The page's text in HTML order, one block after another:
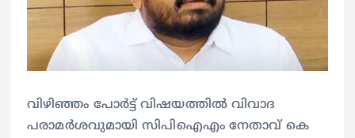
വിഴിഞ്ഞം പോർട്ട് വിഷയത്തിൽ വിവാദ
പരാമർശവുമായി സിപിഐഎം നേതാവ് കെ